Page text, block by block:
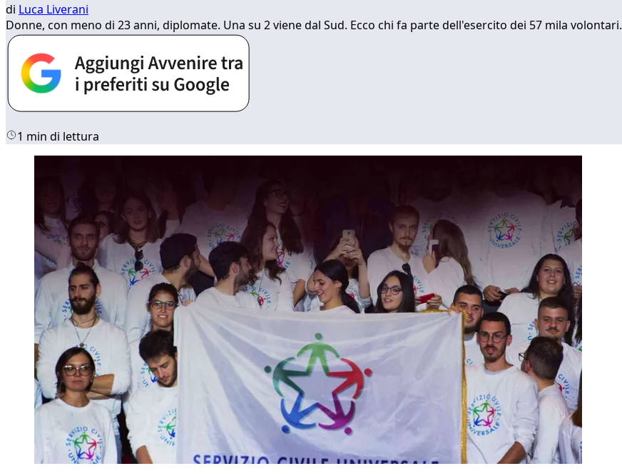
di Luca Liverani
Donne, con meno di 23 anni, diplomate. Una su 2 viene dal Sud. Ecco chi fa parte dell'esercito dei 57 mila volontari.
1 min di lettura